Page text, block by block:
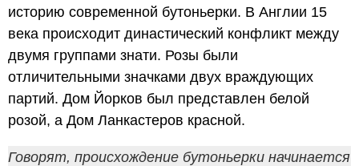
историю современной бутоньерки. В Англии 15
века происходит династический конфликт между
двумя группами знати. Розы были
отличительными значками двух враждующих
партий. Дом Йорков был представлен белой
розой, а Дом Ланкастеров красной.
Говорят, происхождение бутоньерки начинается